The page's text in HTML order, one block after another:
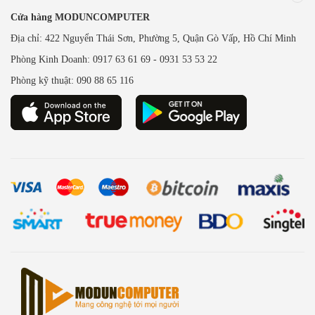
Cửa hàng MODUNCOMPUTER
Địa chỉ: 422 Nguyển Thái Sơn, Phường 5, Quận Gò Vấp, Hồ Chí Minh
Phòng Kinh Doanh: 0917 63 61 69 - 0931 53 53 22
Phòng kỹ thuật: 090 88 65 116